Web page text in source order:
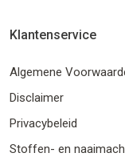
Klantenservice
Algemene
Disclaimer
Privacybeleid
Stoffen- en